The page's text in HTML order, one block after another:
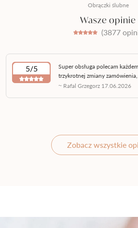
Obrączki ślubne
Wasze opinie
(3877
5/5
Super obsługa polecam
trzykrotnej zmiany
~ Rafal Grzegorz 17.06.2026
Zobacz wszystkie